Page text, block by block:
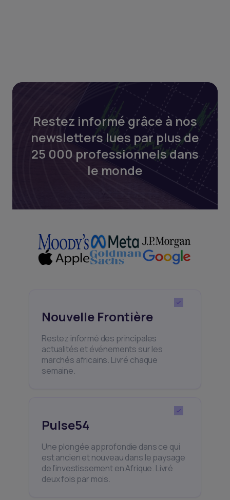
Restez informé grâce à nos
newsletters lues par plus de
25 000 professionnels dans
le monde
Nouvelle Frontière
Restez informé des principales
actualités et événements sur les
marchés africains. Livré chaque
semaine.
Pulse54
Une plongée approfondie dans ce qui
est ancien et nouveau dans le paysage
de l’investissement en Afrique. Livré
deux fois par mois.